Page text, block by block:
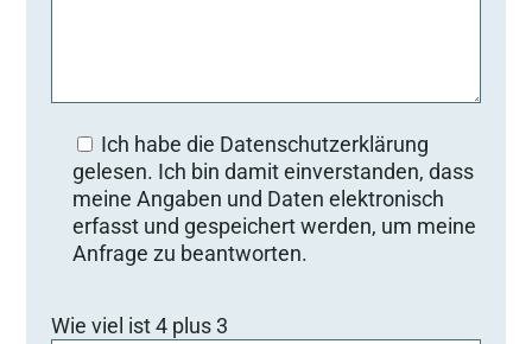
Ich habe die Datenschutzerklärung
gelesen. Ich bin damit einverstanden, dass
meine Angaben und Daten elektronisch
erfasst und gespeichert werden, um meine
Anfrage zu beantworten.
i
Wie viel ist 4 plus 3